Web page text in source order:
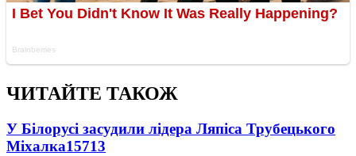
ЧИТАЙТЕ ТАКОЖ
У Білорусі засудили лідера Ляпіса Трубецького
Міхалка15713